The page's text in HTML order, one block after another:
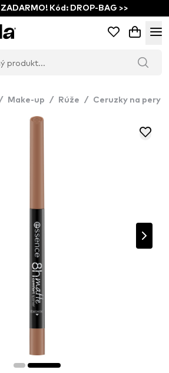
Kód: DROP-BAG >>
Make-up / Rúže / Ceruzky na pery